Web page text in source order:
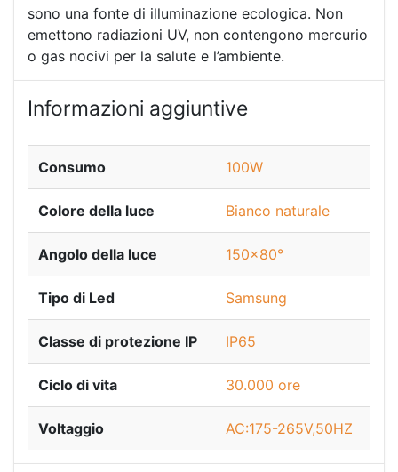
sono una fonte di illuminazione ecologica. Non
emettono radiazioni UV, non contengono mercurio
o gas nocivi per la salute e l’ambiente.
Informazioni aggiuntive
Consumo 100W
Colore della luce Bianco naturale
Angolo della luce 150×80°
Tipo di Led Samsung
Classe di protezione IP IP65
Ciclo di vita 30.000 ore
Voltaggio AC:175-265V,50HZ